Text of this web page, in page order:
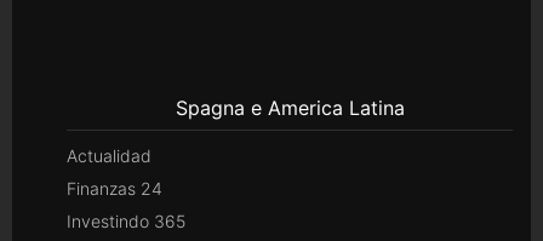
Spagna e America Latina
Actualidad
Finanzas 24
Investindo 365